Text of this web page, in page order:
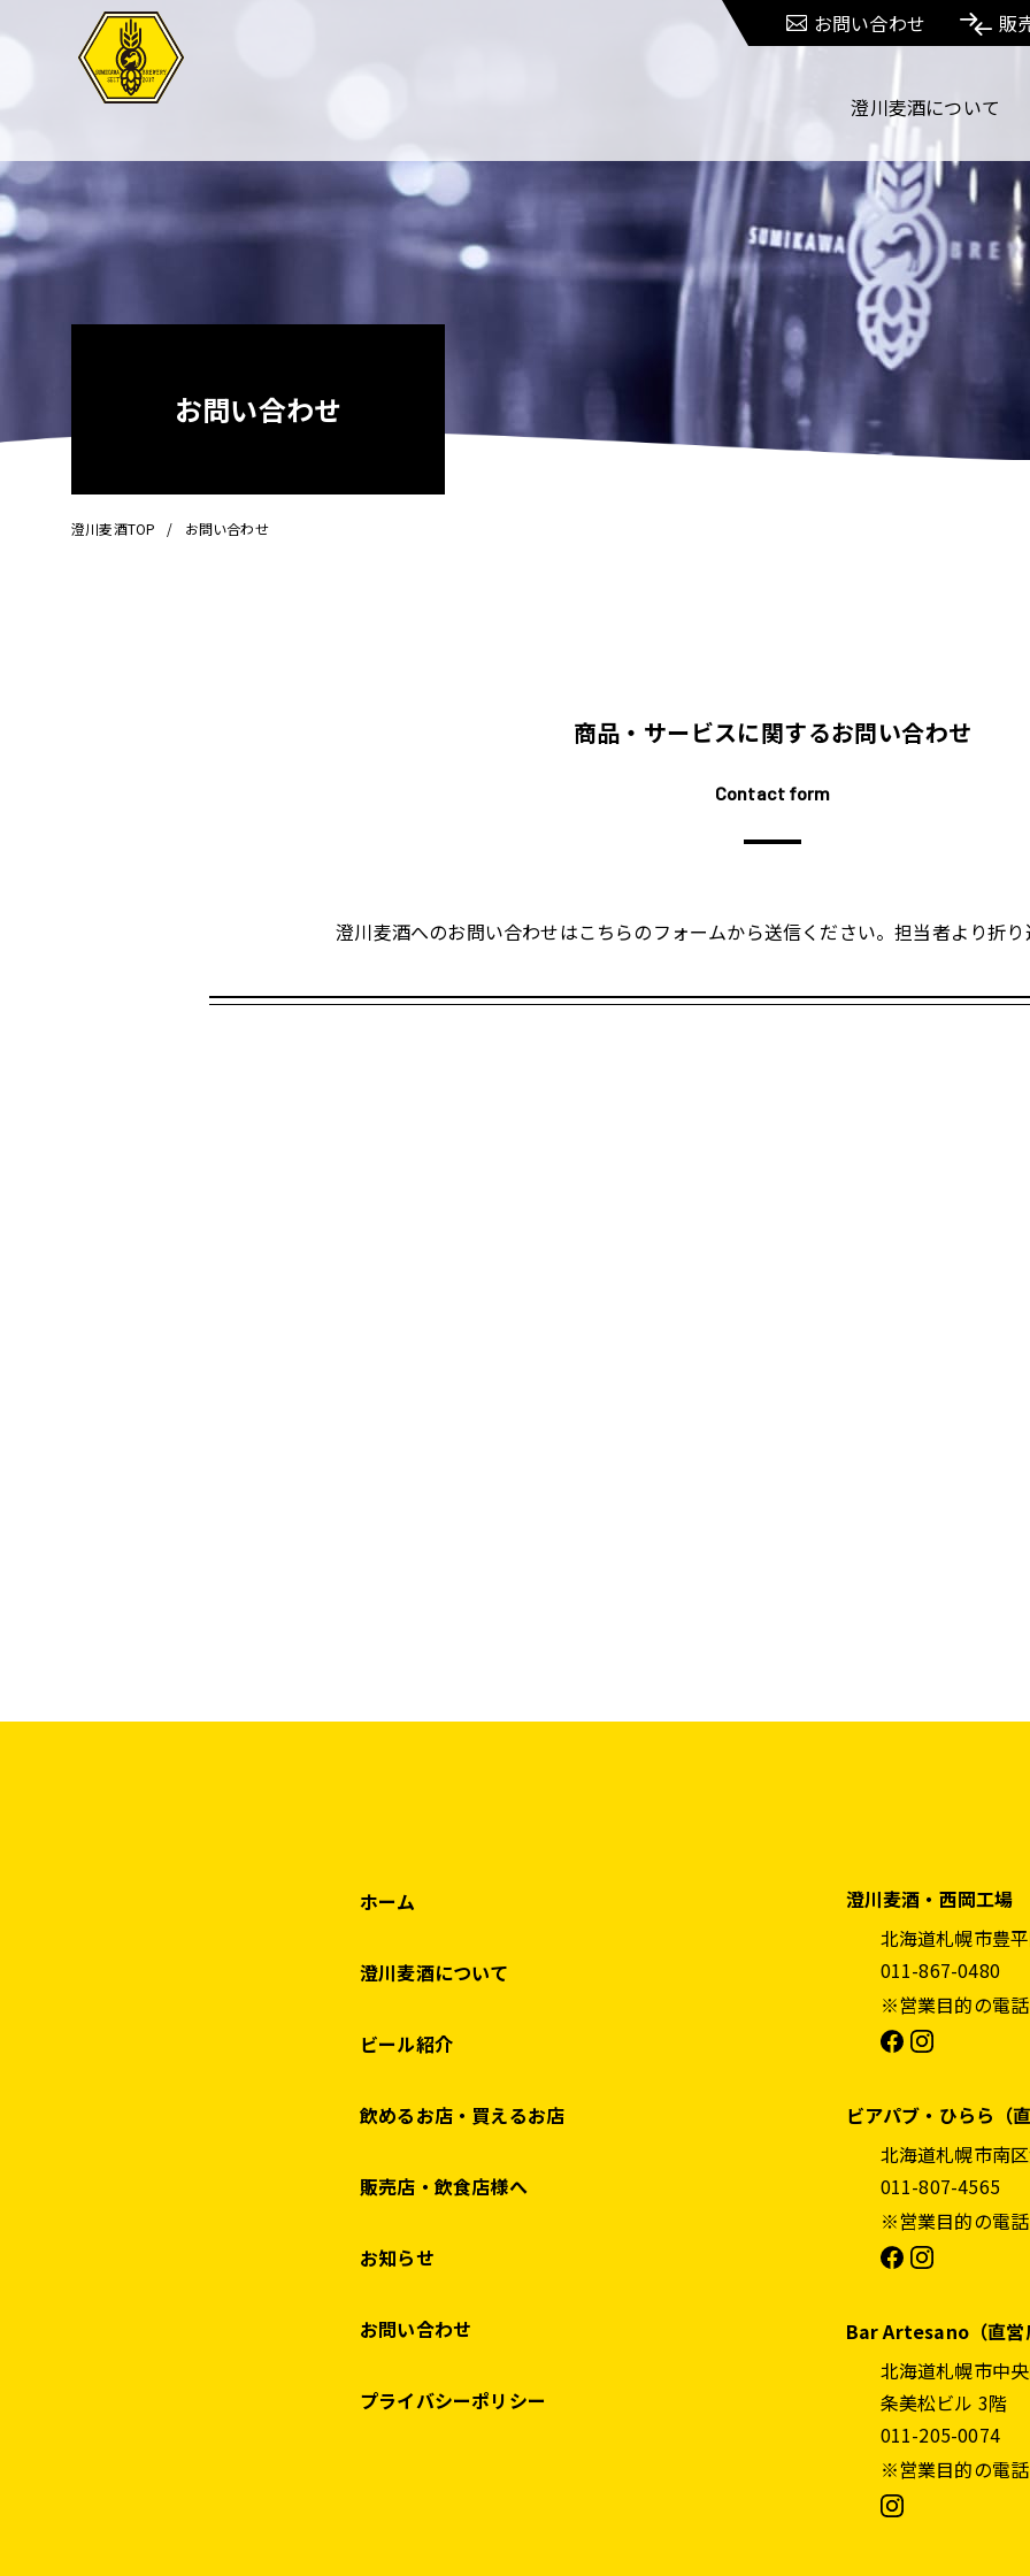
澄川麦酒について
販
お問い合わせ
お問い合わせ
澄川麦酒TOP お問い合わせ
商品・サービスに関するお問い合わせ
Contact form
澄川麦酒へのお問い合わせはこちらのフォームから送信ください。担当者より折り
ホーム
澄川麦酒について
ビール紹介
飲めるお店・買えるお店
販売店・飲食店様へ
お知らせ
お問い合わせ
プライバシーポリシー
澄川麦酒・西岡工場
北海道札幌市豊
011-867-0480
※営業目的の電
ビアパブ・ひらら（直
北海道札幌市南
011-807-4565
※営業目的の電
Bar Artesano（直営
北海道札幌市中
条美松ビル 3階
011-205-0074
※営業目的の電